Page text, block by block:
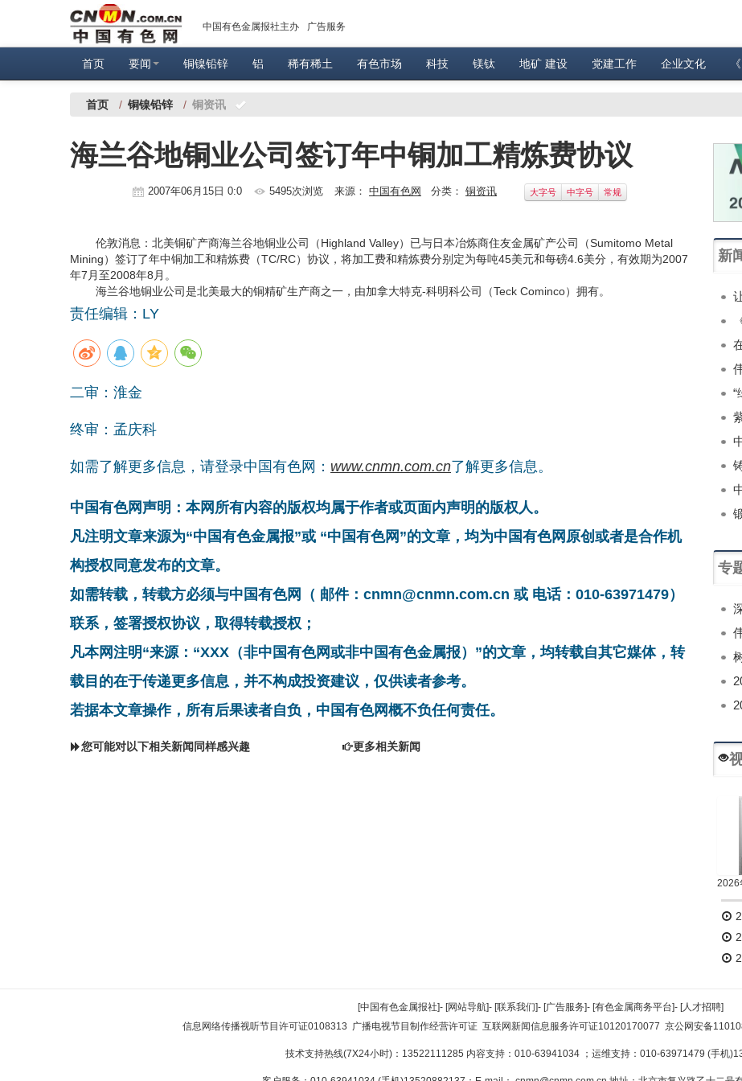
中国有色金属报社主办 广告服务
首页 要闻 铜镍铅锌 铝 稀有稀土 有色市场 科技 镁钛 地矿 建设 党建工作 企业文化
首页 / 铜镍铅锌 / 铜资讯
海兰谷地铜业公司签订年中铜加工精炼费协议
2007年06月15日 0:0 5495次浏览 来源： 中国有色网 分类： 铜资讯 大字号 中字号 常规
伦敦消息：北美铜矿产商海兰谷地铜业公司（Highland Valley）已与日本冶炼商住友金属矿产公司（Sumitomo Metal
Mining）签订了年中铜加工和精炼费（TC/RC）协议，将加工费和精炼费分别定为每吨45美元和每磅4.6美分，有效期为2007
年7月至2008年8月。
海兰谷地铜业公司是北美最大的铜精矿生产商之一，由加拿大特克-科明科公司（Teck Cominco）拥有。
责任编辑：LY
二审：淮金
终审：孟庆科
如需了解更多信息，请登录中国有色网： www.cnmn.com.cn了解更多信息。
中国有色网声明：本网所有内容的版权均属于作者或页面内声明的版权人。
凡注明文章来源为“中国有色金属报”或 “中国有色网”的文章，均为中国有色网原创或者是合作机
构授权同意发布的文章。
如需转载，转载方必须与中国有色网（ 邮件：cnmn@cnmn.com.cn 或 电话：010-63971479）
联系，签署授权协议，取得转载授权；
凡本网注明“来源：“XXX（非中国有色网或非中国有色金属报）”的文章，均转载自其它媒体，转
载目的在于传递更多信息，并不构成投资建议，仅供读者参考。
若据本文章操作，所有后果读者自负，中国有色网概不负任何责任。
您可能对以下相关新闻同样感兴趣 更多相关新闻
新
“
专
[中国有色金属报社]- [网站导航]- [联系我们]- [广告服务]- [有色金属商务平台]- [人才招聘]
信息网络传播视听节目许可证0108313 广播电视节目制作经营许可证 互联网新闻信息服务许可证10120170077 京公网安备
技术支持热线(7X24小时)：13522111285 内容支持：010-63941034 ；运维支持：010-63971479 (手机